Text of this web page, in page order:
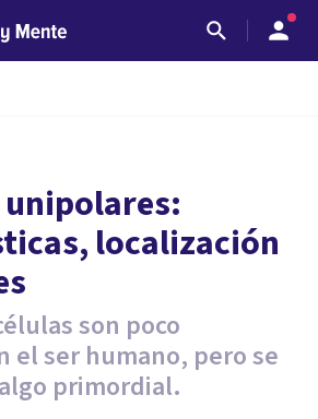
localización
son poco
el ser humano, pero se
primordial.